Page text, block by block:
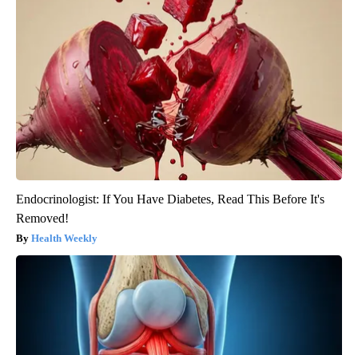
Endocrinologist: If You Have Diabetes, Read This Before It's
Removed!
Health Weekly